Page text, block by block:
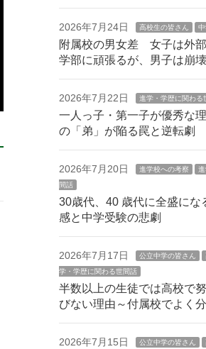
2026年7月24日 高校生の皆さん
附属校の男女差 女子は外
学部に頑張るが、男子は崩壊
2026年7月22日 進学・学歴に関わる
一人っ子・第一子が優秀な
の「弟」が陥る罠と逆転劇
2026年7月20日 進学校への考察
間話
30歳代、40 歳代に全盛にな
感と中学受験の悲劇
2026年7月17日 公立中学の皆さん
学・学歴に関わる世間話
半数以上の生徒では高校で
びない理由～付属校でよく
2026年7月15日 公立中学の皆さん